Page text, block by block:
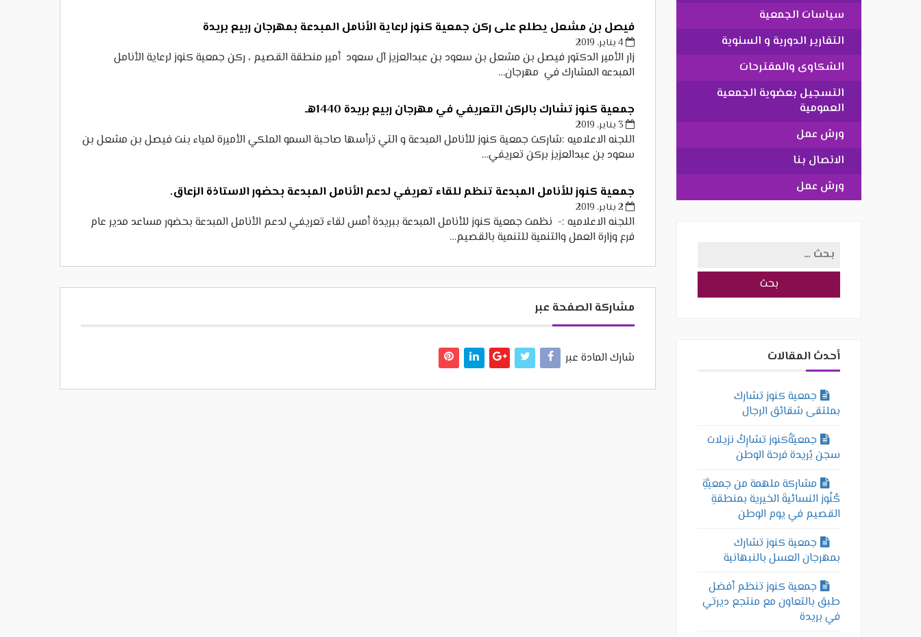
فيصل بن مشعل يطلع على ركن جمعية كنوز لرعاية الأنامل المبدعة بمهرجان ربيع بريدة
زار الأمير الدكتور فيصل بن مشعل بن سعود بن عبدالعزيز آل سعود أمير منطقة القصيم ، ركن جمعية كنوز لرعاية الأنامل
المبدعه المشارك في مهرجان…
جمعية كنوز تشارك بالركن التعريفي في مهرجان ربيع بريدة 1440هـ
اللجنه الاعلاميه :شاركت جمعية كنوز للأنامل المبدعة و التي ترأسها صاحبة السمو الملكي الأميرة لمياء بنت فيصل بن مشعل بن
سعود بن عبدالعزيز بركن تعريفي…
جمعية كنوز للأنامل المبدعة تنظم للقاء تعريفي لدعم الأنامل المبدعة بحضور الاستاذة الزعاق.
اللجنه الاعلاميه :- نظمت جمعية كنوز للأنامل المبدعة ببريدة أمس لقاء تعريفي لدعم الأنامل المبدعة بحضور مساعد مدير عام
فرع وزارة العمل والتنمية للتنمية بالقصيم…
مشاركة الصفحة عبر
شارك المادة عبر
سياسات الجمعية
التقارير الدورية و السنوية
الشكاوى والمقترحات
التسجيل بعضوية الجمعية
العمومية
ورش عمل
الاتصال بنا
ورش عمل
البحث
عن:
أحدث المقالات
جمعية كنوز تشارك
بملتقى شقائق الرجال
جمعيَّةُكنوز تشارِكُ نزيلات
سجن بُريدة فرحة الوطن
مشاركة ملهمة من جمعيَّةِ
كُنُوز النسائيةَ الخيرية بمنطقةِ
القصيم في يوم الوطن
جمعية كنوز تشارك
بمهرجان العسل بالنبهانية
جمعية كنوز تنظم أفضل
طبق بالتعاون مع منتجع ديرتي
في بريدة